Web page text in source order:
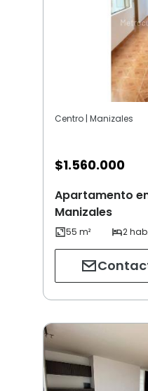
Centro | Manizales
$1.560.000
Apartamento
Manizales